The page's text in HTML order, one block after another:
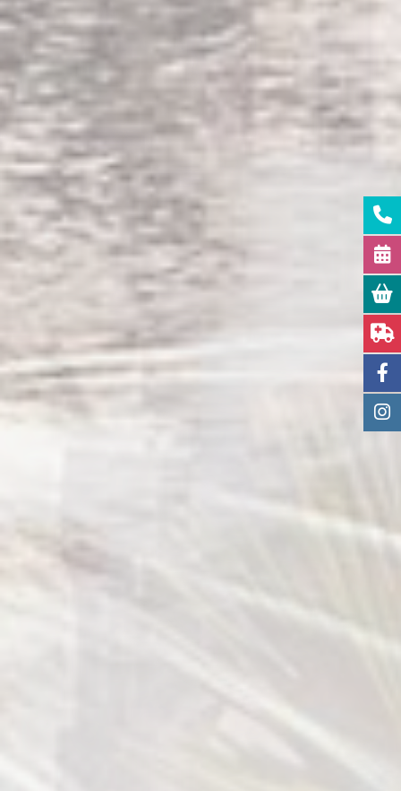
CLINIQUE
AMIE DES
CHATS
accréditée Cat Friendly